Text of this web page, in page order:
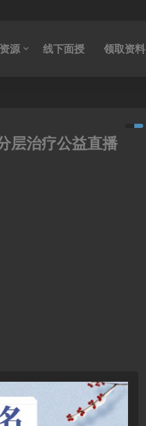
源 线下面授 领取资料
层治疗公益直播